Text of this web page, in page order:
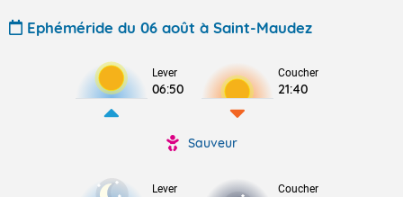
Ephéméride du 06 août à Saint-Maudez
Lever
06:50
Coucher
21:40
Sauveur
Lever Coucher